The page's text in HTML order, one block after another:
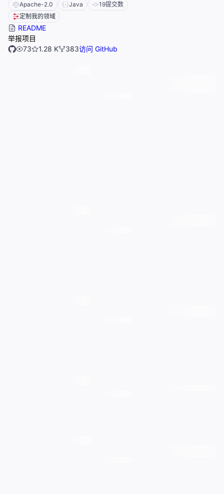
Apache-2.0 Java 19提交数
定制我的领域
README
举报项目
73
1.28 K 383访问 GitHub